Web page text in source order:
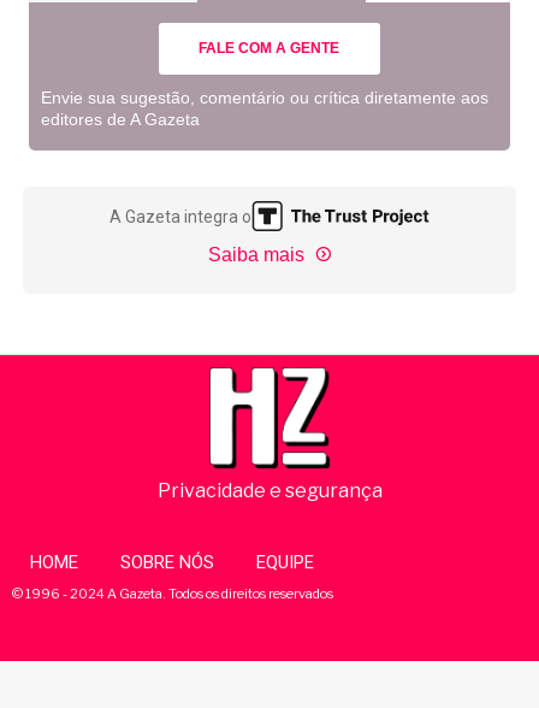
FALE COM A GENTE
Envie sua sugestão, comentário ou crítica diretamente aos
editores de A Gazeta
A Gazeta integra o
Saiba mais
Privacidade e segurança
HOME SOBRE NÓS EQUIPE
© 1996 - 2024 A Gazeta. Todos os direitos reservados